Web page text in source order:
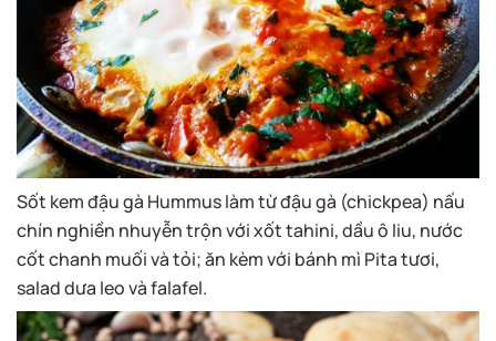
Sốt kem đậu gà Hummus làm từ đậu gà (chickpea) nấu
chín nghiền nhuyễn trộn với xốt tahini, dầu ô liu, nước
cốt chanh muối và tỏi; ăn kèm với bánh mì Pita tươi,
salad dưa leo và falafel.